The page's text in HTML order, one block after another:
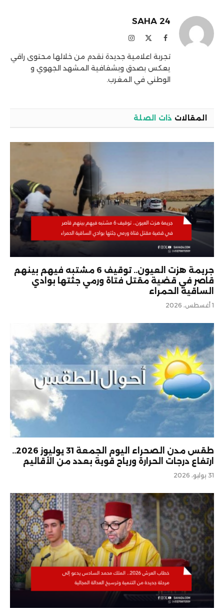
SAHA 24
فيسبوك الانستغرام
تجربة اعلامية جديدة نقدم من خلالها محتوى راقي
يعكس بصدق وبشفافية المشهد الجهوي و
الوطني في المغرب.
المقالات ذات الصلة
جريمة هزت العيون.. توقيف 6 مشتبه فيهم بينهم
قاصر في قضية مقتل فتاة ورمي جثتها بوادي
الساقية الحمراء
1 أغسطس، 2026
طقس مدن الصحراء اليوم الجمعة 31 يوليوز 2026..
ارتفاع درجات الحرارة ورياح قوية بعدد من الأقاليم
31 يوليو، 2026